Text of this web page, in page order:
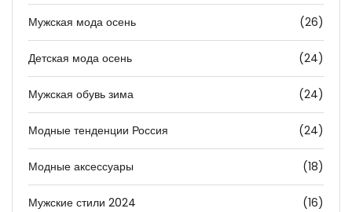
Мужская мода осень (26)
Детская мода осень (24)
Мужская обувь зима (24)
Модные тенденции Россия (24)
Модные аксессуары (18)
Мужские стили 2024 (16)